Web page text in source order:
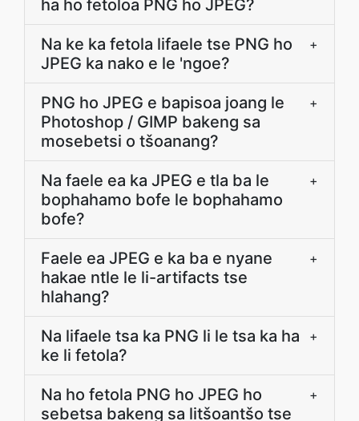
ha ho fetoloa PNG ho JPEG?
Na ke ka fetola lifaele tse PNG ho
JPEG ka nako e le 'ngoe?
+
PNG ho JPEG e bapisoa joang le
Photoshop / GIMP bakeng sa
mosebetsi o tšoanang?
+
Na faele ea ka JPEG e tla ba le
bophahamo bofe le bophahamo
bofe?
+
Faele ea JPEG e ka ba e nyane
hakae ntle le li-artifacts tse
hlahang?
+
Na lifaele tsa ka PNG li le tsa ka ha
ke li fetola?
+
Na ho fetola PNG ho JPEG ho
sebetsa bakeng sa litšoantšo tse
+